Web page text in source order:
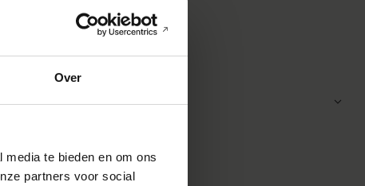
Over
te bieden en om ons
partners voor social
Product 3